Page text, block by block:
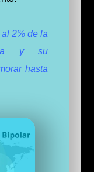
2% de la
y su
hasta